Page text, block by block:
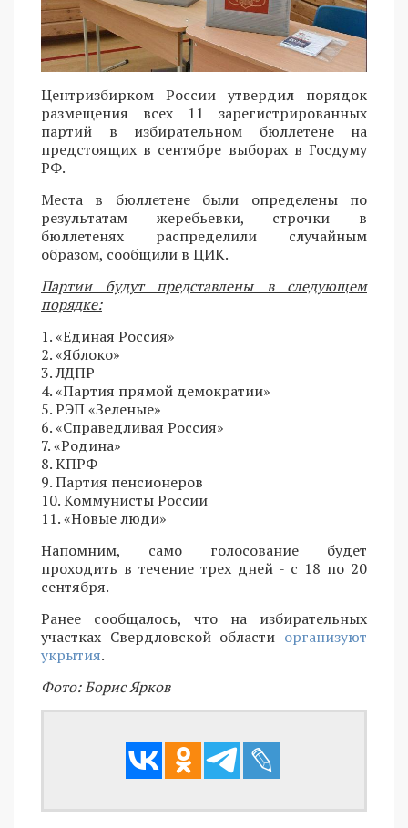
Центризбирком России утвердил порядок
размещения всех 11 зарегистрированных
партий в избирательном бюллетене на
предстоящих в сентябре выборах в Госдуму
РФ.
Места в бюллетене были определены по
результатам жеребьевки, строчки в
бюллетенях распределили случайным
образом, сообщили в ЦИК.
Партии будут представлены в следующем
порядке:
1. «Единая Россия»
2. «Яблоко»
3. ЛДПР
4. «Партия прямой демократии»
5. РЭП «Зеленые»
6. «Справедливая Россия»
7. «Родина»
8. КПРФ
9. Партия пенсионеров
10. Коммунисты России
11. «Новые люди»
Напомним, само голосование будет
проходить в течение трех дней - с 18 по 20
сентября.
Ранее сообщалось, что на избирательных
участках Свердловской области организуют
укрытия.
Фото: Борис Ярков